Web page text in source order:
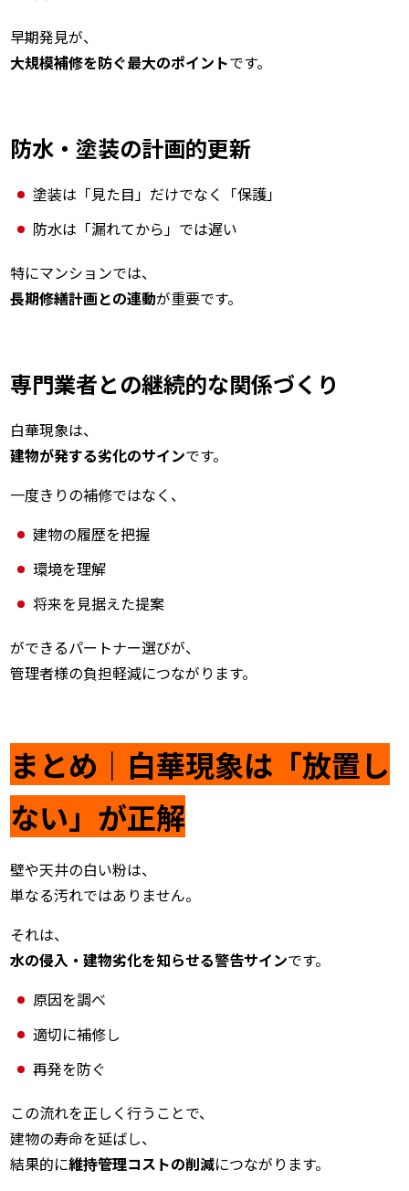
早期発見が、
大規模補修を防ぐ最大のポイントです。
防水・塗装の計画的更新
塗装は「見た目」だけでなく「保護」
防水は「漏れてから」では遅い
特にマンションでは、
長期修繕計画との連動が重要です。
専門業者との継続的な関係づくり
白華現象は、
建物が発する劣化のサインです。
一度きりの補修ではなく、
建物の履歴を把握
環境を理解
将来を見据えた提案
ができるパートナー選びが、
管理者様の負担軽減につながります。
まとめ｜白華現象は「放置し
ない」が正解
壁や天井の白い粉は、
単なる汚れではありません。
それは、
水の侵入・建物劣化を知らせる警告サインです。
原因を調べ
適切に補修し
再発を防ぐ
この流れを正しく行うことで、
建物の寿命を延ばし、
結果的に維持管理コストの削減につながります。